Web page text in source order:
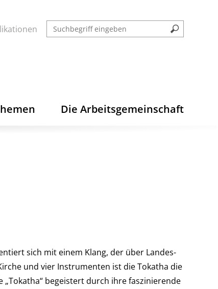
Die Arbeitsgemeinschaft
sich mit einem Klang, der über Landes-
und vier Instrumenten ist die Tokatha die
begeistert durch ihre faszinierende